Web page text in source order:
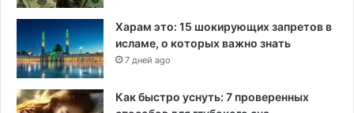
Харам это: 15 шокирующих запретов в
исламе, о которых важно знать
7 дней ago
Как быстро уснуть: 7 проверенных